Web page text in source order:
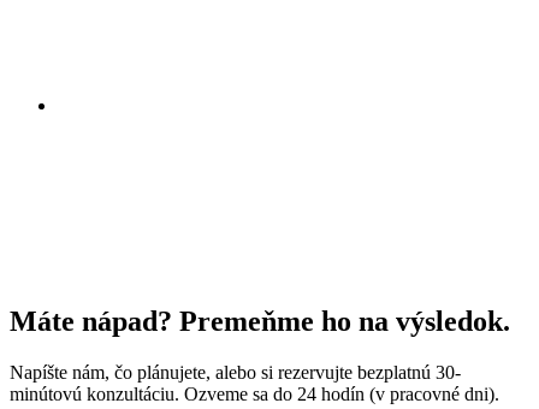
Máte nápad? Premeňme ho na výsledok.
Napíšte nám, čo plánujete, alebo si rezervujte bezplatnú 30-
minútovú konzultáciu. Ozveme sa do 24 hodín (v pracovné dni).